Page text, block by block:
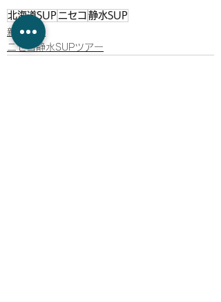
北海道SUP ニセコ 静水SUP
新着情報
ニセコ静水SUPツアー